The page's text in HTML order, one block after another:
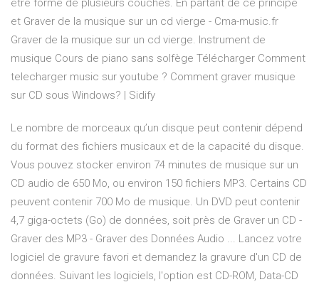
être formé de plusieurs couches. En partant de ce principe
et Graver de la musique sur un cd vierge - Cma-music.fr
Graver de la musique sur un cd vierge. Instrument de
musique Cours de piano sans solfège Télécharger Comment
telecharger music sur youtube ? Comment graver musique
sur CD sous Windows? | Sidify
Le nombre de morceaux qu’un disque peut contenir dépend
du format des fichiers musicaux et de la capacité du disque.
Vous pouvez stocker environ 74 minutes de musique sur un
CD audio de 650 Mo, ou environ 150 fichiers MP3. Certains CD
peuvent contenir 700 Mo de musique. Un DVD peut contenir
4,7 giga-octets (Go) de données, soit près de Graver un CD -
Graver des MP3 - Graver des Données Audio ... Lancez votre
logiciel de gravure favori et demandez la gravure d'un CD de
données. Suivant les logiciels, l'option est CD-ROM, Data-CD